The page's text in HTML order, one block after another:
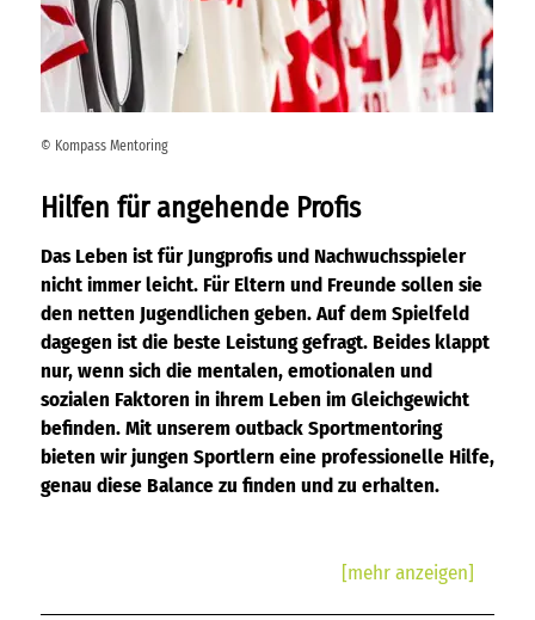
© Kompass Mentoring
Hilfen für angehende Profis
Das Leben ist für Jungprofis und Nachwuchsspieler
nicht immer leicht. Für Eltern und Freunde sollen sie
den netten Jugendlichen geben. Auf dem Spielfeld
dagegen ist die beste Leistung gefragt. Beides klappt
nur, wenn sich die mentalen, emotionalen und
sozialen Faktoren in ihrem Leben im Gleichgewicht
befinden. Mit unserem outback Sportmentoring
bieten wir jungen Sportlern eine professionelle Hilfe,
genau diese Balance zu finden und zu erhalten.